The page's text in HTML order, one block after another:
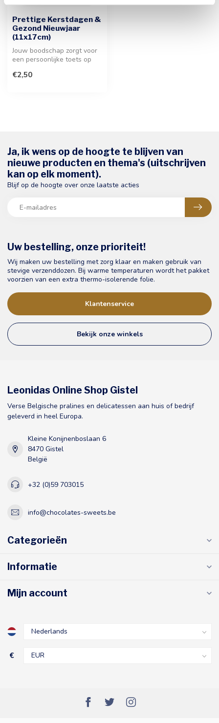
Prettige Kerstdagen &
Gezond Nieuwjaar
(11x17cm)
Jouw boodschap zorgt voor
een persoonlijke toets op
€2,50
Uw bestelling, onze prioriteit!
Wij maken uw bestelling met zorg klaar en maken gebruik van
stevige verzenddozen. Bij warme temperaturen wordt het pakket
voorzien van een extra thermo-isolerende folie.
Klantenservice
Bekijk onze winkels
Ja, ik wens op de hoogte te blijven van
nieuwe producten en thema's (uitschrijven
kan op elk moment).
Blijf op de hoogte over onze laatste acties
Leonidas Online Shop Gistel
Verse Belgische pralines en delicatessen aan huis of bedrijf
geleverd in heel Europa.
Kleine Konijnenboslaan 6
8470 Gistel
België
+32 (0)59 703015
info@chocolates-sweets.be
Categorieën
Informatie
Mijn account
€